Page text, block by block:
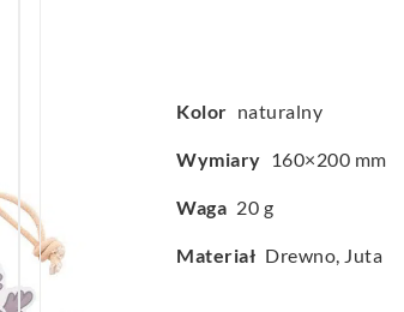
Kolor naturalny
Wymiary 160×200 mm
Waga 20 g
Materiał Drewno, Juta